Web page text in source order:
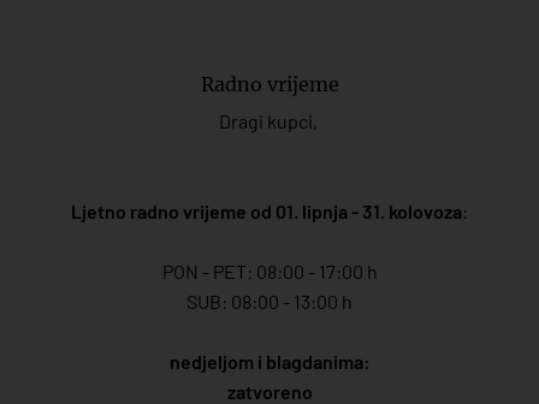
Radno vrijeme
Dragi kupci,
Ljetno radno vrijeme od 01. lipnja - 31. kolovoza:
PON - PET: 08:00 - 17:00 h
SUB: 08:00 - 13:00 h
nedjeljom i blagdanima:
zatvoreno